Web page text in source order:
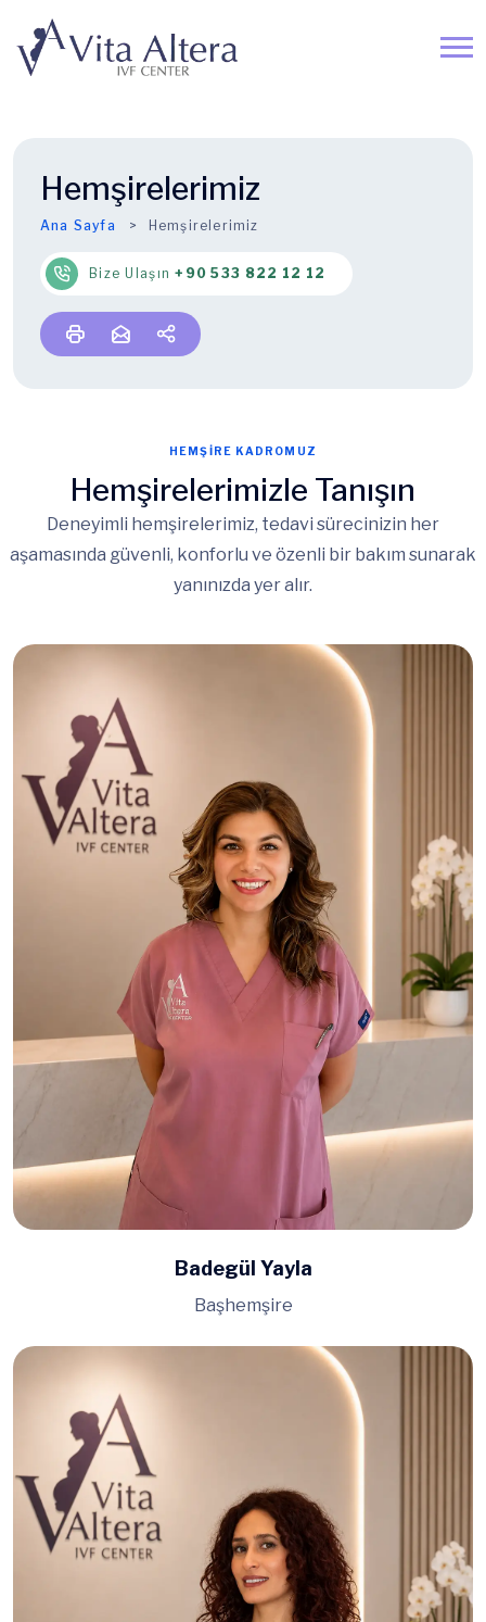
Hemşirelerimiz
Ana Sayfa Hemşirelerimiz
Bize Ulaşın+90 533 822 12 12
HEMŞİRE KADROMUZ
Hemşirelerimizle Tanışın
Deneyimli hemşirelerimiz, tedavi sürecinizin her
aşamasında güvenli, konforlu ve özenli bir bakım sunarak
yanınızda yer alır.
Badegül Yayla
Başhemşire